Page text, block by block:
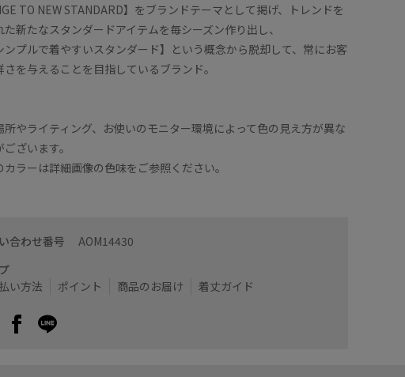
TO NEW STANDARD】をブランドテーマとして掲げ、トレンドを
新たなスタンダードアイテムを毎シーズン作り出し、
ンプルで着やすいスタンダード】という概念から脱却して、常にお客
さを与えることを目指しているブランド。
やライティング、お使いのモニター環境によって色の見え方が異な
ざいます。
ラーは詳細画像の色味をご参照ください。
合わせ番号 AOM14430
い方法
ポイント 商品のお届け 着丈ガイド